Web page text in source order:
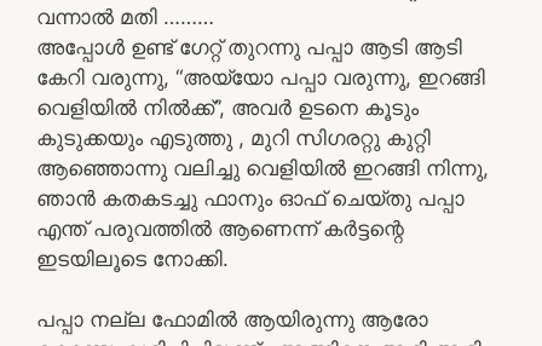
വന്നാൽ മതി ………
അപ്പോൾ ഉണ്ട് ഗേറ്റ് തുറന്നു പപ്പാ ആടി ആടി
കേറി വരുന്നു, “അയ്യോ പപ്പാ വരുന്നു, ഇറങ്ങി
വെളിയിൽ നിൽക്ക്”, അവർ ഉടനെ കൂടും
കുടുക്കയും എടുത്തു , മുറി സിഗരറ്റു കുറ്റി
ആഞ്ഞൊന്നു വലിച്ചു വെളിയിൽ ഇറങ്ങി നിന്നു,
ഞാൻ കതകടച്ചു ഫാനും ഓഫ് ചെയ്തു പപ്പാ
എന്ത് പരുവത്തിൽ ആണെന്ന് കർട്ടന്റെ
ഇടയിലൂടെ നോക്കി.
പപ്പാ നല്ല ഫോമിൽ ആയിരുന്നു ആരോ